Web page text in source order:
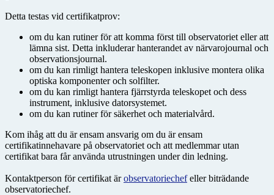
Detta testas vid certifikatprov:
om du kan rutiner för att komma först till observatoriet eller att
lämna sist. Detta inkluderar hanterandet av närvarojournal och
observationsjournal.
om du kan rimligt hantera teleskopen inklusive montera olika
optiska komponenter och solfilter.
om du kan rimligt hantera fjärrstyrda teleskopet och dess
instrument, inklusive datorsystemet.
om du kan rutiner för säkerhet och materialvård.
Kom ihåg att du är ensam ansvarig om du är ensam
certifikatinnehavare på observatoriet och att medlemmar utan
certifikat bara får använda utrustningen under din ledning.
Kontaktperson för certifikat ärobservatoriechefeller biträdande
observatoriechef.